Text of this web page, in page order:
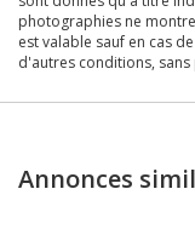
photographies ne
est valable sauf en cas
d'autres conditions, sans
Annonces